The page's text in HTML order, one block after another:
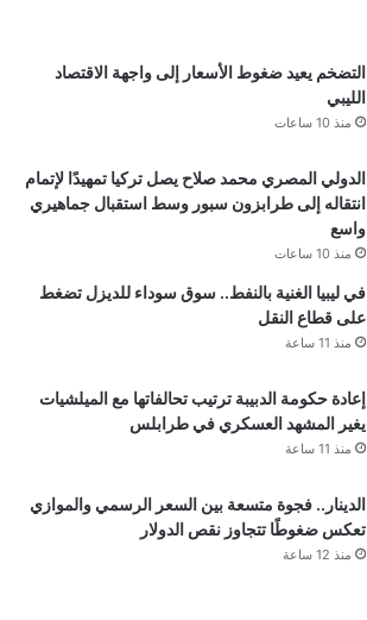
التضخم يعيد ضغوط الأسعار إلى واجهة الاقتصاد
الليبي
منذ 10 ساعات
الدولي المصري محمد صلاح يصل تركيا تمهيدًا لإتمام
انتقاله إلى طرابزون سبور وسط استقبال جماهيري
واسع
منذ 10 ساعات
في ليبيا الغنية بالنفط.. سوق سوداء للديزل تضغط
على قطاع النقل
منذ 11 ساعة
إعادة حكومة الدبيبة ترتيب تحالفاتها مع الميلشيات
يغير المشهد العسكري في طرابلس
منذ 11 ساعة
الدينار.. فجوة متسعة بين السعر الرسمي والموازي
تعكس ضغوطًا تتجاوز نقص الدولار
منذ 12 ساعة